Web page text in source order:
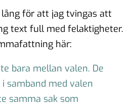
för att jag tvingas att
text full med felaktigheter.
här:
bara mellan valen. De
samband med valen
samma sak som